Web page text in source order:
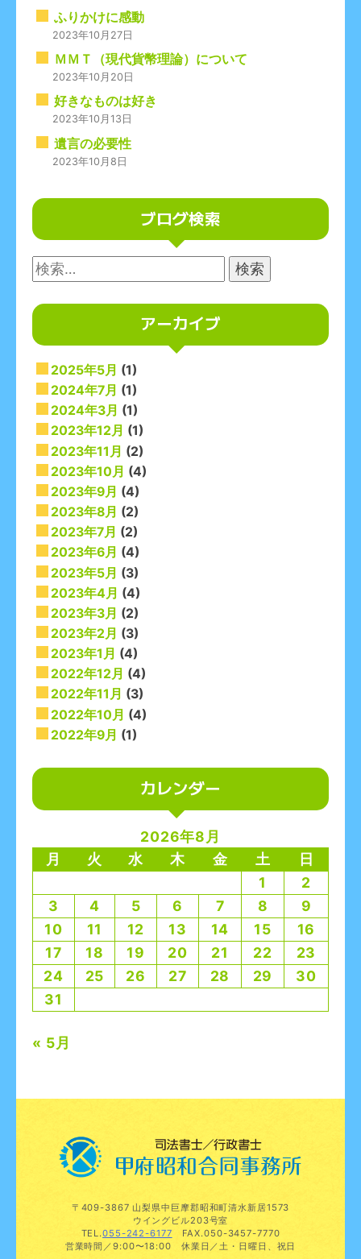
ふりかけに感動
2023年10月27日
ＭＭＴ（現代貨幣理論）について
2023年10月20日
好きなものは好き
2023年10月13日
遺言の必要性
2023年10月8日
ブログ検索
検
索:
アーカイブ
2025年5月 (1)
2024年7月 (1)
2024年3月 (1)
2023年12月 (1)
2023年11月 (2)
2023年10月 (4)
2023年9月 (4)
2023年8月 (2)
2023年7月 (2)
2023年6月 (4)
2023年5月 (3)
2023年4月 (4)
2023年3月 (2)
2023年2月 (3)
2023年1月 (4)
2022年12月 (4)
2022年11月 (3)
2022年10月 (4)
2022年9月 (1)
カレンダー
2026年8月
月
火 水 木 金 土
日
1
2
3
4 5 6 7 8
9
10
11 12 13 14 15
16
17
18 19 20 21 22
23
24
25 26 27 28 29
30
31
« 5月
〒409-3867 山梨県中巨摩郡昭和町清水新居1573
ウイングビル203号室
TEL.055-242-6177 FAX.050-3457-7770
営業時間／9:00〜18:00 休業日／土・日曜日、祝日